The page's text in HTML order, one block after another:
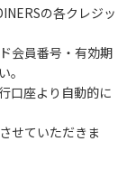
場合がございま
装は１枚多めに
スクの着用をお
の各クレジッ
会員番号・有効期
。
口座より自動的に
せていただきま